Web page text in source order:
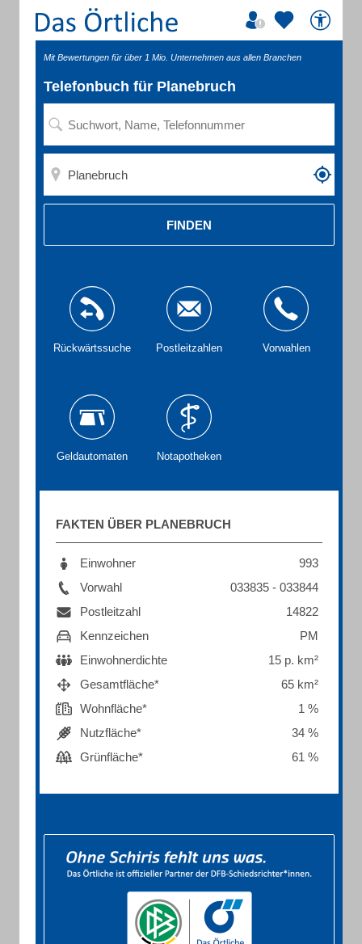
Mit Bewertungen für über 1 Mio. Unternehmen aus allen Branchen
Telefonbuch für Planebruch
FINDEN
Rückwärtssuche Postleitzahlen Vorwahlen
Geldautomaten Notapotheken
FAKTEN ÜBER PLANEBRUCH
Einwohner
993
Vorwahl
033835 - 033844
Postleitzahl
14822
Kennzeichen
PM
Einwohnerdichte
15 p. km²
Gesamtfläche*
65 km²
Wohnfläche*
1 %
Nutzfläche*
34 %
Grünfläche*
61 %